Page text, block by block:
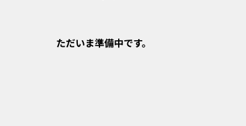
ただいま準備中です。